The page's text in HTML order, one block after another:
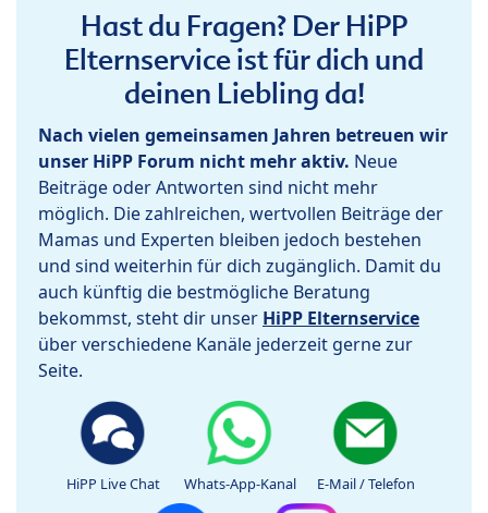
Hast du Fragen? Der HiPP
Elternservice ist für dich und
deinen Liebling da!
Nach vielen gemeinsamen Jahren betreuen wir
unser HiPP Forum nicht mehr aktiv. Neue
Beiträge oder Antworten sind nicht mehr
möglich. Die zahlreichen, wertvollen Beiträge der
Mamas und Experten bleiben jedoch bestehen
und sind weiterhin für dich zugänglich. Damit du
auch künftig die bestmögliche Beratung
bekommst, steht dir unser HiPP Elternservice
über verschiedene Kanäle jederzeit gerne zur
Seite.
HiPP Live Chat Whats-App-Kanal E-Mail / Telefon